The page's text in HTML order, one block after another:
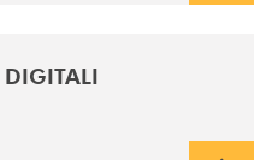
DIGITALI